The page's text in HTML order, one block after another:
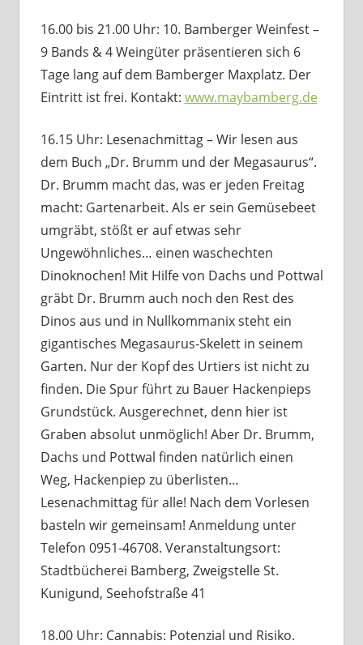
16.00 bis 21.00 Uhr: 10. Bamberger Weinfest –
9 Bands & 4 Weingüter präsentieren sich 6
Tage lang auf dem Bamberger Maxplatz. Der
Eintritt ist frei. Kontakt: www.maybamberg.de
16.15 Uhr: Lesenachmittag – Wir lesen aus
dem Buch „Dr. Brumm und der Megasaurus“.
Dr. Brumm macht das, was er jeden Freitag
macht: Gartenarbeit. Als er sein Gemüsebeet
umgräbt, stößt er auf etwas sehr
Ungewöhnliches… einen waschechten
Dinoknochen! Mit Hilfe von Dachs und Pottwal
gräbt Dr. Brumm auch noch den Rest des
Dinos aus und in Nullkommanix steht ein
gigantisches Megasaurus-Skelett in seinem
Garten. Nur der Kopf des Urtiers ist nicht zu
finden. Die Spur führt zu Bauer Hackenpieps
Grundstück. Ausgerechnet, denn hier ist
Graben absolut unmöglich! Aber Dr. Brumm,
Dachs und Pottwal finden natürlich einen
Weg, Hackenpiep zu überlisten…
Lesenachmittag für alle! Nach dem Vorlesen
basteln wir gemeinsam! Anmeldung unter
Telefon 0951-46708. Veranstaltungsort:
Stadtbücherei Bamberg, Zweigstelle St.
Kunigund, Seehofstraße 41
18.00 Uhr: Cannabis: Potenzial und Risiko.